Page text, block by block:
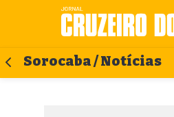
Sorocaba / Notícias